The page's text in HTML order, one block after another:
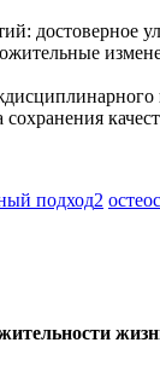
подход2